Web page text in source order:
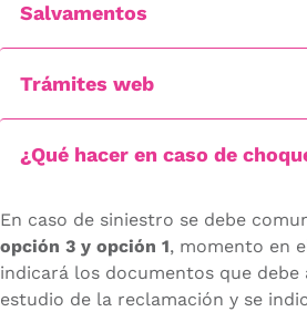
Salvamentos
Trámites web
¿Qué hacer en caso de
En caso de siniestro se debe
opción 3 y opción 1, momento en
indicará los documentos que
estudio de la reclamación y se